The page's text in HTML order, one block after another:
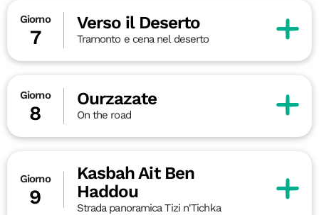
Giorno
7
Verso il Deserto
Tramonto e cena nel deserto
Giorno
8
Ourzazate
On the road
Giorno
9
Kasbah Ait Ben
Haddou
Strada panoramica Tizi n'Tichka